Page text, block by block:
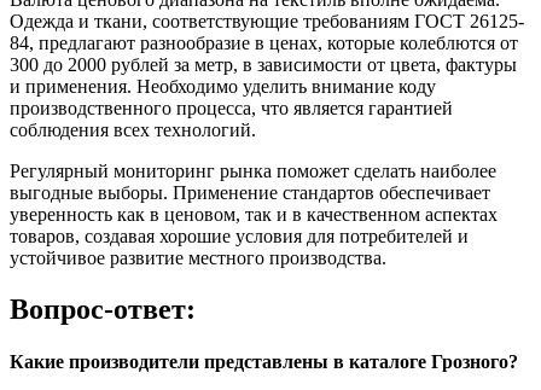
Одежда и ткани, соответствующие требованиям ГОСТ 26125-
84, предлагают разнообразие в ценах, которые колеблются от
300 до 2000 рублей за метр, в зависимости от цвета, фактуры
и применения. Необходимо уделить внимание коду
производственного процесса, что является гарантией
соблюдения всех технологий.
Регулярный мониторинг рынка поможет сделать наиболее
выгодные выборы. Применение стандартов обеспечивает
уверенность как в ценовом, так и в качественном аспектах
товаров, создавая хорошие условия для потребителей и
устойчивое развитие местного производства.
Вопрос-ответ:
Какие производители представлены в каталоге Грозного?